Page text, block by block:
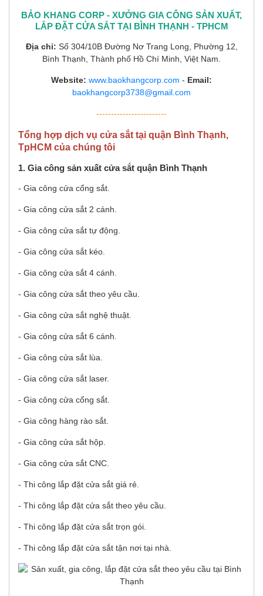
BẢO KHANG CORP - XƯỞNG GIA CÔNG SẢN XUẤT,
LẮP ĐẶT CỬA SẮT TẠI BÌNH THẠNH - TPHCM
Địa chỉ: Số 304/10B Đường Nơ Trang Long, Phường 12,
Bình Thạnh, Thành phố Hồ Chí Minh, Việt Nam.
Website: www.baokhangcorp.com - Email:
baokhangcorp3738@gmail.com
------------------------
Tổng hợp dịch vụ cửa sắt tại quận Bình Thạnh,
TpHCM của chúng tôi
1. Gia công sản xuất cửa sắt quận Bình Thạnh
- Gia công cửa cổng sắt.
- Gia công cửa sắt 2 cánh.
- Gia công cửa sắt tự động.
- Gia công cửa sắt kéo.
- Gia công cửa sắt 4 cánh.
- Gia công cửa sắt theo yêu cầu.
- Gia công cửa sắt nghệ thuật.
- Gia công cửa sắt 6 cánh.
- Gia công cửa sắt lùa.
- Gia công cửa sắt laser.
- Gia công cửa cổng sắt.
- Gia công hàng rào sắt.
- Gia công cửa sắt hộp.
- Gia công cửa sắt CNC.
- Thi công lắp đặt cửa sắt giá rẻ.
- Thi công lắp đặt cửa sắt theo yêu cầu.
- Thi công lắp đặt cửa sắt trọn gói.
- Thi công lắp đặt cửa sắt tận nơi tại nhà.